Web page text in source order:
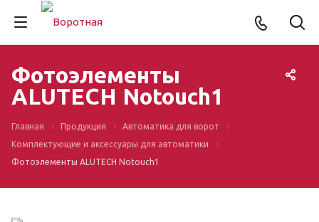
Фотоэлементы
ALUTECH Notouch1
Главная Продукция
Автоматика для ворот
Комплектующие и аксессуары для автоматики
Фотоэлементы ALUTECH Notouch1